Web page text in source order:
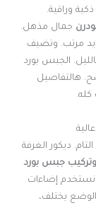
وراقية.
جمال مذهل.
مرتب. وتضيف
الجبس بورد
هالتفاصيل
كله.
ديكور الغرفة
جبس بورد
نستخدم إضاءات
يختلف،